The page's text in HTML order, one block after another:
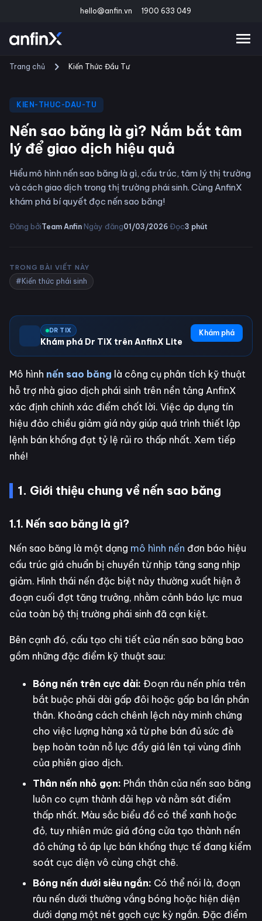
hello@anfin.vn 1900 633 049
Trang chủ Kiến Thức Đầu Tư
KIEN-THUC-DAU-TU
Nến sao băng là gì? Nắm bắt tâm
lý để giao dịch hiệu quả
Hiểu mô hình nến sao băng là gì, cấu trúc, tâm lý thị trường
và cách giao dịch trong thị trường phái sinh. Cùng AnfinX
khám phá bí quyết đọc nến sao băng!
Đăng bởiTeam Anfin·Ngày đăng01/03/2026·Đọc3 phút
TRONG BÀI VIẾT NÀY
#Kiến thức phái sinh
DR TIX
Khám phá Dr TiX trên AnfinX Lite
Khám phá
Mô hình nến sao băng là công cụ phân tích kỹ thuật
hỗ trợ nhà giao dịch phái sinh trên nền tảng AnfinX
xác định chính xác điểm chốt lời. Việc áp dụng tín
hiệu đảo chiều giảm giá này giúp quá trình thiết lập
lệnh bán khống đạt tỷ lệ rủi ro thấp nhất. Xem tiếp
nhé!
1. Giới thiệu chung về nến sao băng
1.1. Nến sao băng là gì?
Nến sao băng là một dạng mô hình nến đơn báo hiệu
cấu trúc giá chuẩn bị chuyển từ nhịp tăng sang nhịp
giảm. Hình thái nến đặc biệt này thường xuất hiện ở
đoạn cuối đợt tăng trưởng, nhằm cảnh báo lực mua
của toàn bộ thị trường phái sinh đã cạn kiệt.
Bên cạnh đó, cấu tạo chi tiết của nến sao băng bao
gồm những đặc điểm kỹ thuật sau:
Bóng nến trên cực dài: Đoạn râu nến phía trên
bắt buộc phải dài gấp đôi hoặc gấp ba lần phần
thân. Khoảng cách chênh lệch này minh chứng
cho việc lượng hàng xả từ phe bán đủ sức đè
bẹp hoàn toàn nỗ lực đẩy giá lên tại vùng đỉnh
của phiên giao dịch.
Thân nến nhỏ gọn: Phần thân của nến sao băng
luôn co cụm thành dải hẹp và nằm sát điểm
thấp nhất. Màu sắc biểu đồ có thể xanh hoặc
đỏ, tuy nhiên mức giá đóng cửa tạo thành nến
đỏ chứng tỏ áp lực bán khống thực tế đang kiểm
soát cục diện vô cùng chặt chẽ.
Bóng nến dưới siêu ngắn: Có thể nói là, đoạn
râu nến dưới thường vắng bóng hoặc hiện diện
dưới dạng một nét gạch cực kỳ ngắn. Đặc điểm